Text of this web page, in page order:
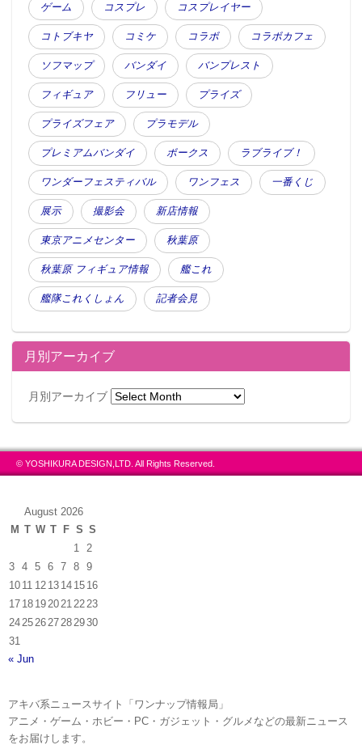
ゲーム コスプレ コスプレイヤー
コトブキヤ コミケ コラボ コラボカフェ
ソフマップ バンダイ バンプレスト
フィギュア フリュー プライズ
プライズフェア プラモデル
プレミアムバンダイ ボークス ラブライブ！
ワンダーフェスティバル ワンフェス 一番くじ
展示 撮影会 新店情報
東京アニメセンター 秋葉原
秋葉原 フィギュア情報 艦これ
艦隊これくしょん 記者会見
月別アーカイブ
月別アーカイブ
© YOSHIKURA DESIGN,LTD. All Rights Reserved.
August 2026
M T W T F S S
1
2
3
4 5 6 7 8
9
10 11 12 13 14 15 16
17 18 19 20 21 22 23
24 25 26 27 28 2930
31
« Jun
アキバ系ニュースサイト「ワンナップ情報局」
アニメ・ゲーム・ホビー・PC・ガジェット・グルメなどの最新ニュース
をお届けします。